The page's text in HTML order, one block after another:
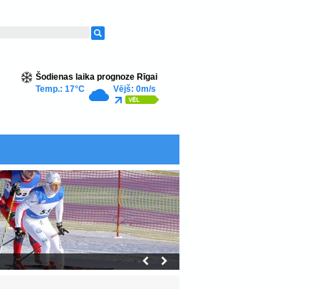
Šodienas laika prognoze Rīgai
Temp.: 17°C
Vējš: 0m/s